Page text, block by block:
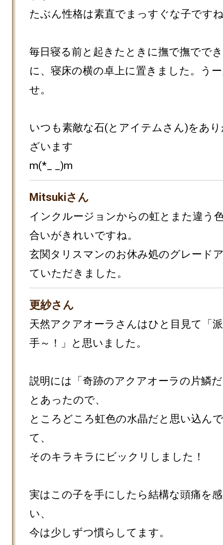
たぶん性格は素直でまっすぐな子です
毎日寝る前と起きたときに撫で撫でで
に、寝床の横の卓上に置きました。う
せ。
いつも素敵な石(とアイテムさん)をあ
ざいます
m(*_ _)m
Mitsukiさん
インクルージョンからの虹とまた違う
合いがきれいですね。
玄関タリスマンのお休み処のグレード
ていただきました。
更紗さん
天然アクアオーラさんはひと目見て「派
手～！」と思いました。
説明には「奇跡のアクアオーラの片鱗
とあったので、
ところどころ虹色の水晶だと思い込ん
て、
そのキラキラにビックリしました！
実はこの子を手にしたら結構な頭痛を
い、
今は少しずつ慣らしてます。